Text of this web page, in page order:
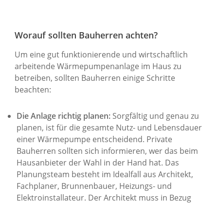
Worauf sollten Bauherren achten?
Um eine gut funktionierende und wirtschaftlich
arbeitende Wärmepumpenanlage im Haus zu
betreiben, sollten Bauherren einige Schritte
beachten:
Die Anlage richtig planen: Sorgfältig und genau zu
planen, ist für die gesamte Nutz- und Lebensdauer
einer Wärmepumpe entscheidend. Private
Bauherren sollten sich informieren, wer das beim
Hausanbieter der Wahl in der Hand hat. Das
Planungsteam besteht im Idealfall aus Architekt,
Fachplaner, Brunnenbauer, Heizungs- und
Elektroinstallateur. Der Architekt muss in Bezug